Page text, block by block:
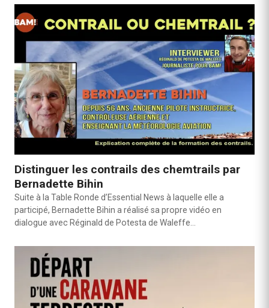
Distinguer les contrails des chemtrails par
Bernadette Bihin
Suite à la Table Ronde d’Essential News à laquelle elle a
participé, Bernadette Bihin a réalisé sa propre vidéo en
dialogue avec Réginald de Potesta de Waleffe…